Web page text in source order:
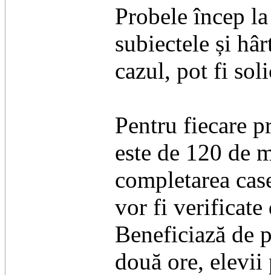
Probele încep
subiectele și
cazul, pot fi
Pentru fiecare
este de 120 de
completarea
vor fi verificate
Beneficiază de
două ore, elevii